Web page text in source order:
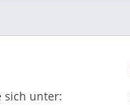
sich unter: